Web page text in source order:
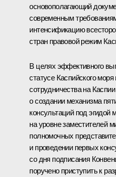
основополагающий
современным
интенсификацию
стран правовой режим
В целях эффективного
статусе Каспийского
сотрудничества на
о создании механизма
консультаций под эгидой
на уровне заместителей
полномочных
и проведении первых
со дня подписания
поручено приступить к